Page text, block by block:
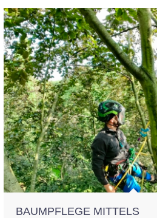
BAUMPFLEGE MITTELS